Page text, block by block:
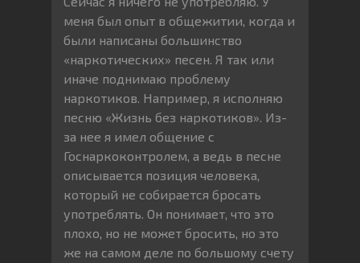
меня был опыт в общежитии, когда и
были написаны большинство
«наркотических» песен. Я так или
иначе поднимаю проблему
наркотиков. Например, я исполняю
песню «Жизнь без наркотиков». Из-
за нее я имел общение с
Госнаркоконтролем, а ведь в песне
описывается позиция человека,
который не собирается бросать
употреблять. Он понимает, что это
плохо, но не может бросить, но это
же на самом деле по большому счету